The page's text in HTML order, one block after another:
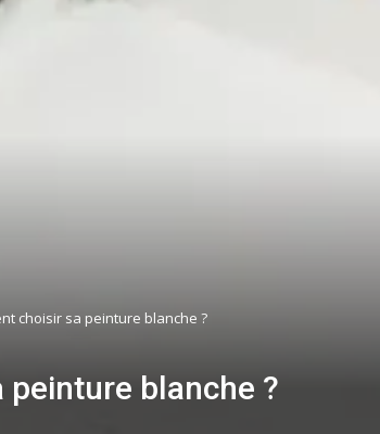
choisir sa peinture blanche ?
blanche ?